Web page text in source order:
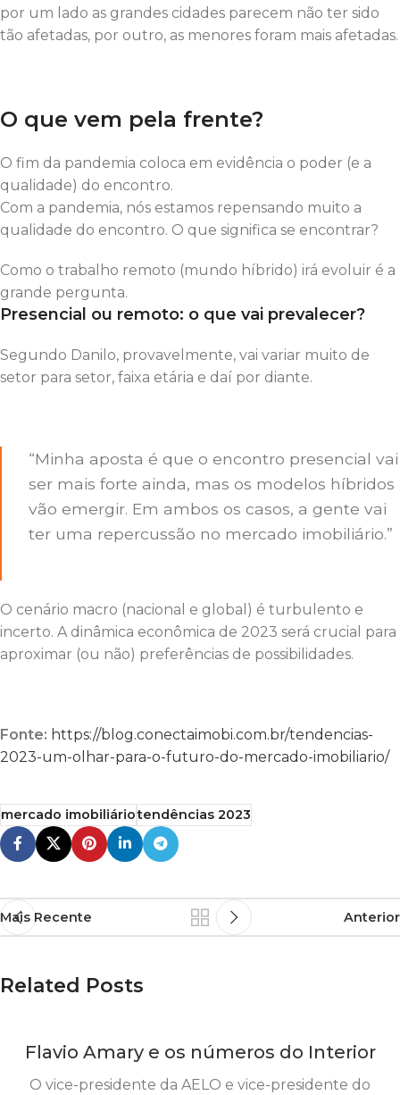
por um lado as grandes cidades parecem não ter sido
tão afetadas, por outro, as menores foram mais afetadas.
O que vem pela frente?
O fim da pandemia coloca em evidência o poder (e a
qualidade) do encontro.
Com a pandemia, nós estamos repensando muito a
qualidade do encontro. O que significa se encontrar?
Como o trabalho remoto (mundo híbrido) irá evoluir é a
grande pergunta.
Presencial ou remoto: o que vai prevalecer?
Segundo Danilo, provavelmente, vai variar muito de
setor para setor, faixa etária e daí por diante.
“Minha aposta é que o encontro presencial vai
ser mais forte ainda, mas os modelos híbridos
vão emergir. Em ambos os casos, a gente vai
ter uma repercussão no mercado imobiliário.”
O cenário macro (nacional e global) é turbulento e
incerto. A dinâmica econômica de 2023 será crucial para
aproximar (ou não) preferências de possibilidades.
Fonte: https://blog.conectaimobi.com.br/tendencias-
2023-um-olhar-para-o-futuro-do-mercado-imobiliario/
mercado imobiliáriotendências 2023
Mais Recente Anterior
Related Posts
Flavio Amary e os números do Interior
O vice-presidente da AELO e vice-presidente do